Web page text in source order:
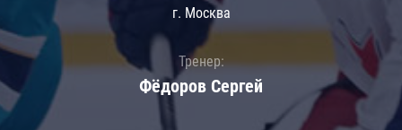
г. Москва
Тренер:
Фёдоров Сергей